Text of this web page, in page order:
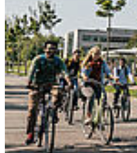
Go to slide 1
Go to slide 2
Go to slide 3
Go to slide 4
Go to slide 5
Go to slide 6
Go to slide 7
Go to slide 8
Go to slide 9